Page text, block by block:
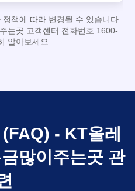
책에 따라 변경될 수 있습니다.
는곳 고객센터 전화번호 1600-
알아보세요
- KT올레
많이주는곳 관